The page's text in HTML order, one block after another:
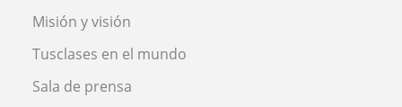
Misión y visión
Tusclases en el mundo
Sala de prensa